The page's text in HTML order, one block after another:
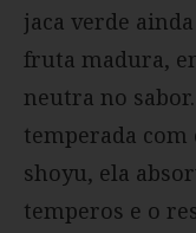
jaca verde
fruta madura,
neutra no
temperada com
shoyu, ela
temperos e o